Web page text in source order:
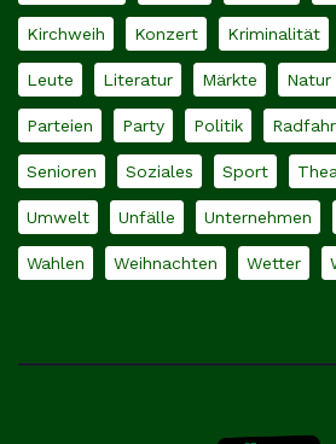
Kirchweih Konzert Kriminalität
Leute Literatur Märkte Natur
Parteien Party Politik
Senioren Soziales Sport
Umwelt Unfälle Unternehmen
Wahlen Weihnachten Wetter